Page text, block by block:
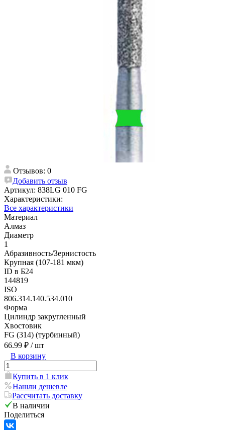
Отзывов: 0
Добавить отзыв
Артикул: 838LG 010 FG
Характеристики:
Все характеристики
Материал
Алмаз
Диаметр
1
Абразивность/Зернистость
Крупная (107-181 мкм)
ID в Б24
144819
ISO
806.314.140.534.010
Форма
Цилиндр закругленный
Хвостовик
FG (314) (турбинный)
66.99 ₽ / шт
В корзину
Купить в 1 клик
Нашли дешевле
Рассчитать доставку
В наличии
Поделиться